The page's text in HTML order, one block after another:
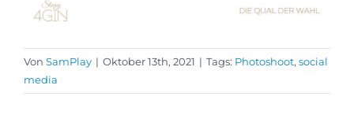
Von SamPlay | Oktober 13th, 2021 | Tags: Photoshoot, social
media